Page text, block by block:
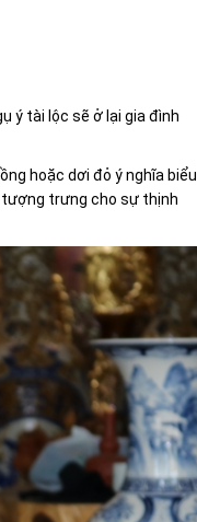
ý tài lộc sẽ ở lại gia đình
hoặc dơi đỏ ý nghĩa biểu
tượng trưng cho sự thịnh